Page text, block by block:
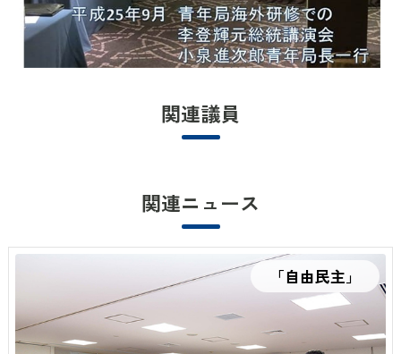
関連議員
関連ニュース
「自由民主」